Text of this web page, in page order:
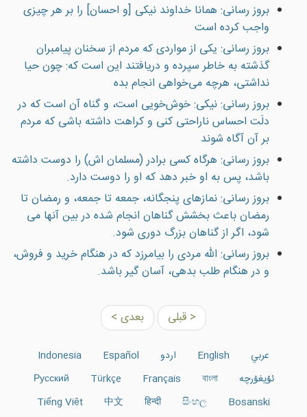
بروز رسانی: همانا خداوند نیکی [و احسان] را بر هر چیزی
واجب کرده است
بروز رسانی: یکی از مواردی که مردم از سخنان پیامبران
گذشته به خاطر سپرده و دریافتند این است که: چون حیا
نداشتی، هرچه می‌خواهی انجام بده
بروز رسانی: نیکی: خوش‌خویی است، و گناه آن است که در
دلَت احساس ناراحتی کنی و کراهت داشته باشی که مردم
بر آن آگاه شوند
بروز رسانی: هرگاه کسی برادر (مسلمان اش) را دوست داشته
باشد، پس به او خبر دهد كه او را دوست دارد.
بروز رسانی: نمازهاى پنجگانه، جمعه تا جمعه، و رمضان تا
رمضان باعث بخشش گناهان انجام شده در بين آنها مى
شود، اگر از گناهان بزرگ دورى شود.
بروز رسانی: الله مردى را بيامرزد كه در هنگام خريد و فروش،
و در هنگام طلب بدهى، آسان گير باشد.
< قبلی بعدی >
عربي English اردو Español
Indonesia
ئۇيغۇرچە
বাংলা
Français
Türkçe
Русский
Bosanski
සිංහල
हिन्दी
中文
Tiếng Việt